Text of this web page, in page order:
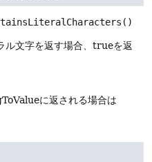
()
ル文字を返す場合、trueを返
に返される場合は